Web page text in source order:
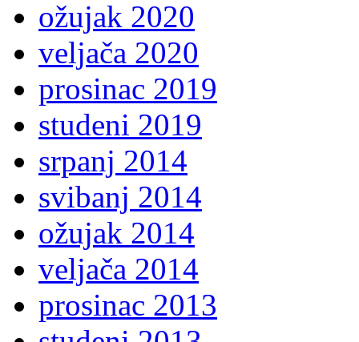
ožujak 2020
veljača 2020
prosinac 2019
studeni 2019
srpanj 2014
svibanj 2014
ožujak 2014
veljača 2014
prosinac 2013